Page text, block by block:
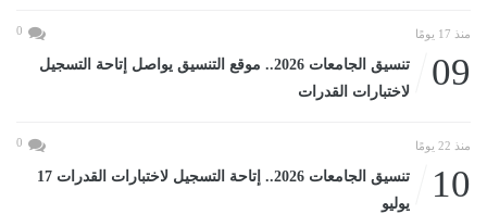
منذ 17 يومًا 0
09
تنسيق الجامعات 2026.. موقع التنسيق يواصل إتاحة التسجيل
لاختبارات القدرات
منذ 22 يومًا 0
10
تنسيق الجامعات 2026.. إتاحة التسجيل لاختبارات القدرات 17
يوليو